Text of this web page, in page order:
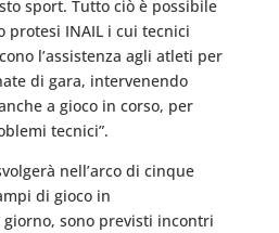
sport. Tutto ciò è possibile
protesi INAIL i cui tecnici
l’assistenza agli atleti per
di gara, intervenendo
a gioco in corso, per
tecnici”.
nell’arco di cinque
di gioco in
sono previsti incontri